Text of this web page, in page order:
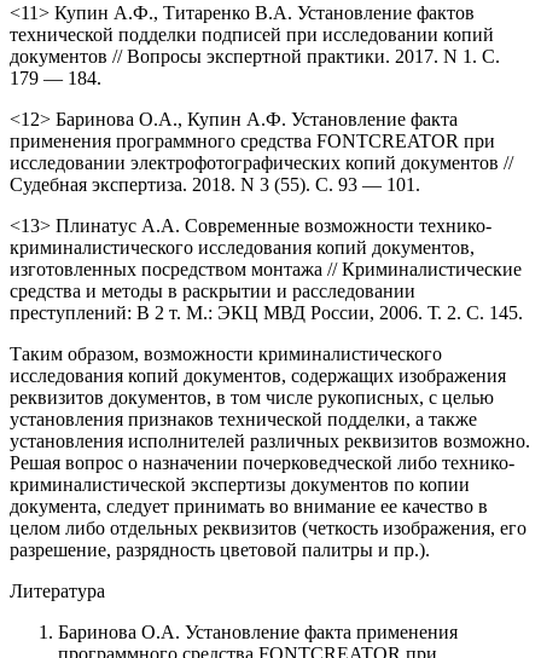
<11> Купин А.Ф., Титаренко В.А. Установление фактов
технической подделки подписей при исследовании копий
документов // Вопросы экспертной практики. 2017. N 1. С.
179 — 184.
<12> Баринова О.А., Купин А.Ф. Установление факта
применения программного средства FONTCREATOR при
исследовании электрофотографических копий документов //
Судебная экспертиза. 2018. N 3 (55). С. 93 — 101.
<13> Плинатус А.А. Современные возможности технико-
криминалистического исследования копий документов,
изготовленных посредством монтажа // Криминалистические
средства и методы в раскрытии и расследовании
преступлений: В 2 т. М.: ЭКЦ МВД России, 2006. Т. 2. С. 145.
Таким образом, возможности криминалистического
исследования копий документов, содержащих изображения
реквизитов документов, в том числе рукописных, с целью
установления признаков технической подделки, а также
установления исполнителей различных реквизитов возможно.
Решая вопрос о назначении почерковедческой либо технико-
криминалистической экспертизы документов по копии
документа, следует принимать во внимание ее качество в
целом либо отдельных реквизитов (четкость изображения, его
разрешение, разрядность цветовой палитры и пр.).
Литература
Баринова О.А. Установление факта применения
программного средства FONTCREATOR при